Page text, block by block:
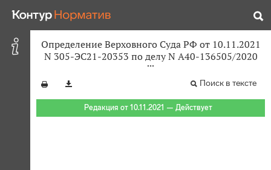
Определение Верховного Суда РФ от 10.11.2021
N 305-ЭС21-20353 по делу N А40-136505/2020
Поиск в тексте
Редакция от 10.11.2021 — Действует